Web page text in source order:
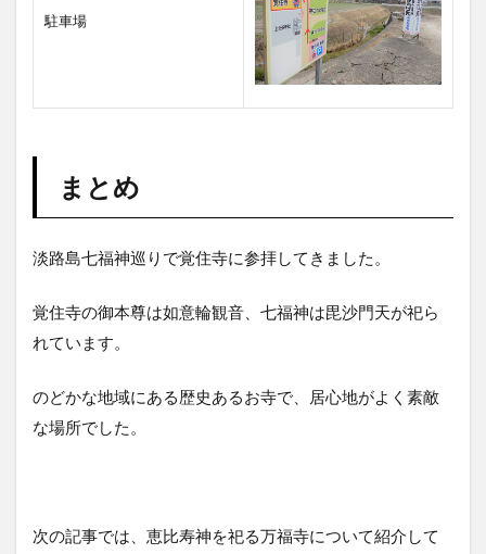
駐車場
まとめ
淡路島七福神巡りで覚住寺に参拝してきました。
覚住寺の御本尊は如意輪観音、七福神は毘沙門天が祀ら
れています。
のどかな地域にある歴史あるお寺で、居心地がよく素敵
な場所でした。
次の記事では、恵比寿神を祀る万福寺について紹介して